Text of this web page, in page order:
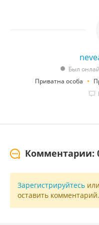
Был
Приватна особа
Комментарии:
Зарегистрируйтесь или
оставить комментарий.